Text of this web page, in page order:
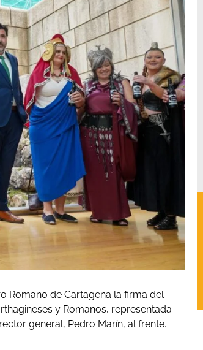
Romano de Cartagena la firma del
y Romanos, representada
general, Pedro Marín, al frente.